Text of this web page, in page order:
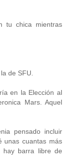
tu chica mientras
de SFU.
en la Elección al
Mars. Aquel
pensado incluir
unas cuantas más
barra libre de